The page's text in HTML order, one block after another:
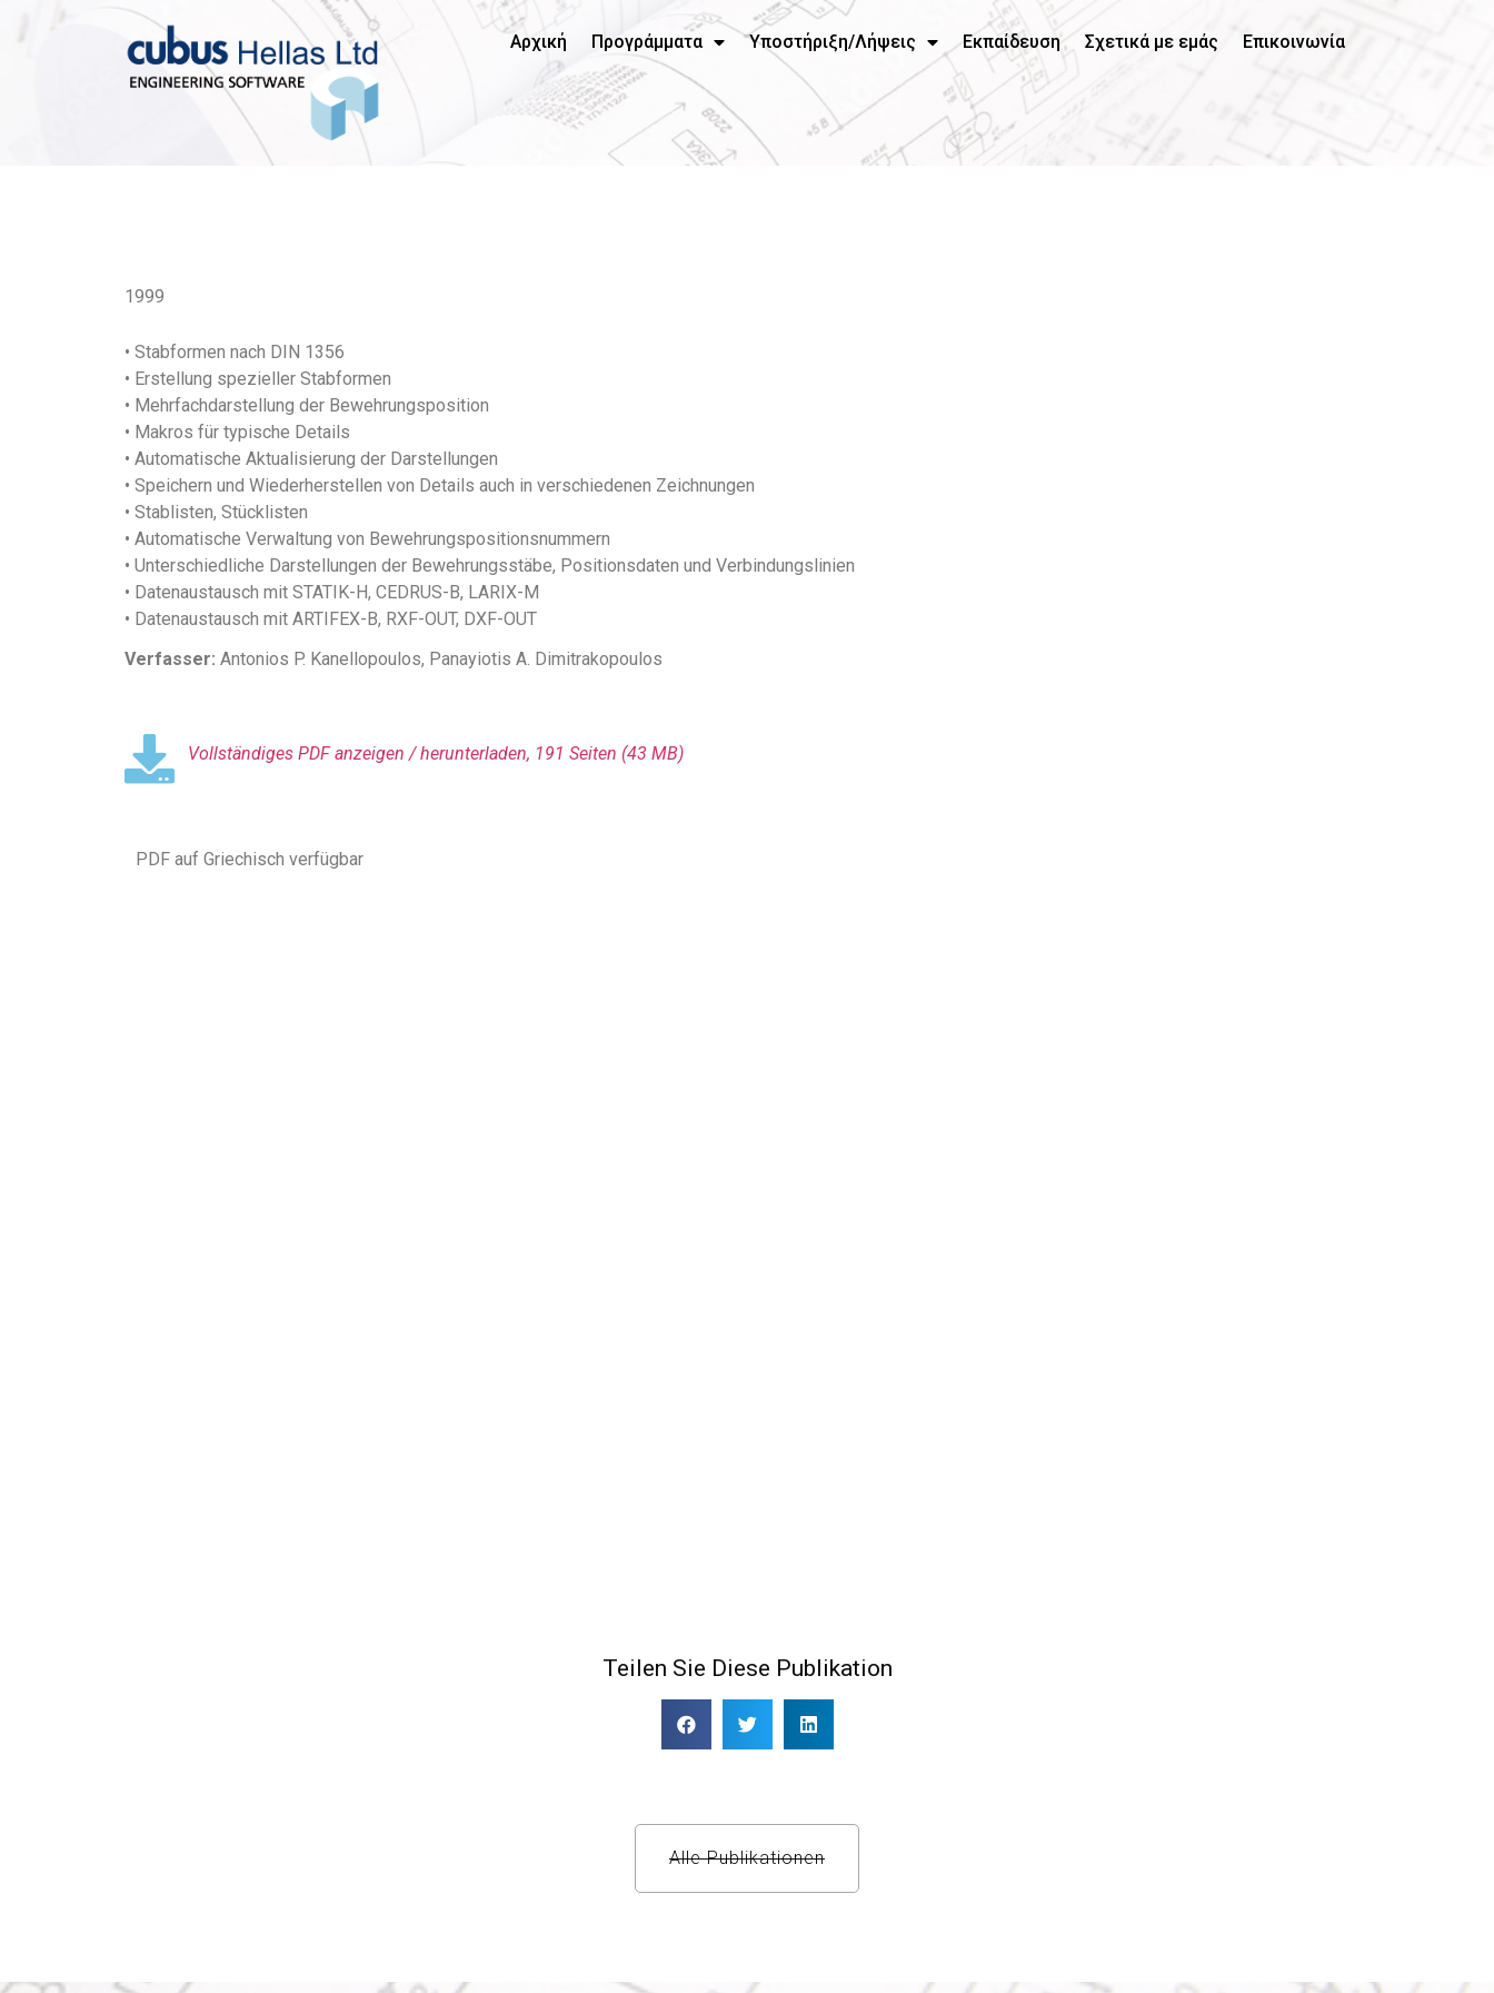
Αρχική Προγράμματα Υποστήριξη/Λήψεις Εκπαίδευση Σχετικά με εμάς Επικοινωνία
1999
• Stabformen nach DIN 1356
• Erstellung spezieller Stabformen
• Mehrfachdarstellung der Bewehrungsposition
• Makros für typische Details
• Automatische Aktualisierung der Darstellungen
• Speichern und Wiederherstellen von Details auch in verschiedenen Zeichnungen
• Stablisten, Stücklisten
• Automatische Verwaltung von Bewehrungspositionsnummern
• Unterschiedliche Darstellungen der Bewehrungsstäbe, Positionsdaten und Verbindungslinien
• Datenaustausch mit STATIK-H, CEDRUS-B, LARIX-M
• Datenaustausch mit ARTIFEX-B, RXF-OUT, DXF-OUT
Verfasser: Antonios P. Kanellopoulos, Panayiotis A. Dimitrakopoulos
Vollständiges PDF anzeigen / herunterladen, 191 Seiten (43 MΒ)
PDF auf Griechisch verfügbar
Teilen Sie Diese Publikation
Alle Publikationen​